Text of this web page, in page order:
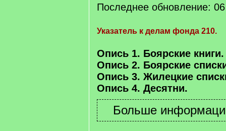
Последнее обновление:
Указатель к делам фонда 210.
Опись 1. Боярские книги.
Опись 2. Боярские
Опись 3. Жилецкие
Опись 4. Десятни.